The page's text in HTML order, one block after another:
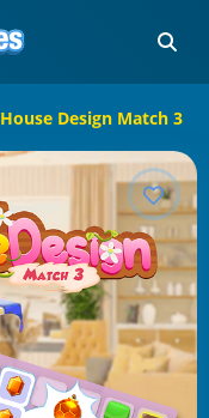
House Design Match 3